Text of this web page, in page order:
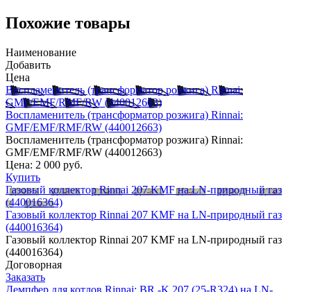
Похожие товары
Наименование
Добавить
Цена
Воспламенитель (трансформатор розжига) Rinnai:
GMF/EMF/RMF/RW (440012663)
Воспламенитель (трансформатор розжига) Rinnai:
GMF/EMF/RMF/RW (440012663)
Воспламенитель (трансформатор розжига) Rinnai:
GMF/EMF/RMF/RW (440012663)
Цена: 2 000 руб.
Купить
Газовый коллектор Rinnai 207 KMF на LN-природный газ
(440016364)
Газовый коллектор Rinnai 207 KMF на LN-природный газ
(440016364)
Газовый коллектор Rinnai 207 KMF на LN-природный газ
(440016364)
Договорная
Заказать
Демпфер для котлов Rinnai: BR -K 207 (25-R324) на LN-